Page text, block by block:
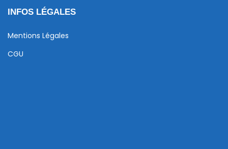
INFOS LÉGALES
Mentions Légales
CGU